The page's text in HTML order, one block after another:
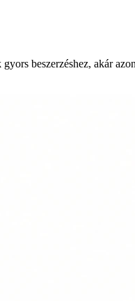
beszerzéshez, akár